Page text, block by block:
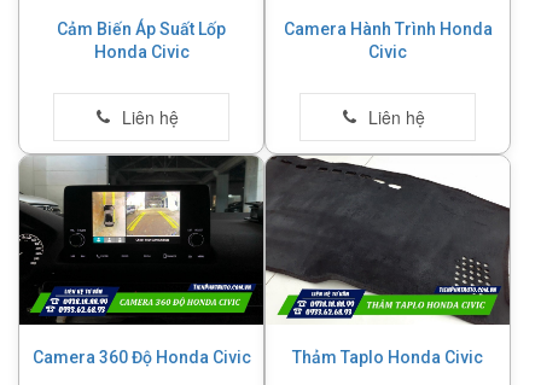
Cảm Biến Áp Suất Lốp
Honda Civic
Camera Hành Trình Honda
Civic
Camera 360 Độ Honda Civic Thảm Taplo Honda Civic